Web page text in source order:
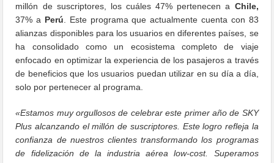
millón de suscriptores, los cuáles 47% pertenecen a Chile,
37% a Perú . Este programa que actualmente cuenta con 83
alianzas disponibles para los usuarios en diferentes países, se
ha consolidado como un ecosistema completo de viaje
enfocado en optimizar la experiencia de los pasajeros a través
de beneficios que los usuarios puedan utilizar en su día a día,
solo por pertenecer al programa.
«Estamos muy orgullosos de celebrar este primer año de SKY
Plus alcanzando el millón de suscriptores. Este logro refleja la
confianza de nuestros clientes transformando los programas
de fidelización de la industria aérea low-cost. Superamos